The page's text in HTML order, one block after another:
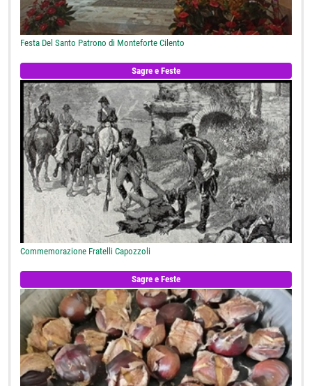
Festa Del Santo Patrono di Monteforte Cilento
Sagre e Feste
Commemorazione Fratelli Capozzoli
Sagre e Feste